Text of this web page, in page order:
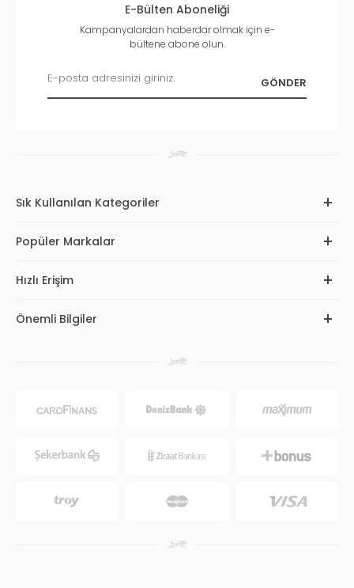
E-Bülten Aboneliği
Kampanyalardan haberdar olmak için e-
bültene abone olun.
Sık Kullanılan Kategoriler
Popüler Markalar
Hızlı Erişim
Önemli Bilgiler